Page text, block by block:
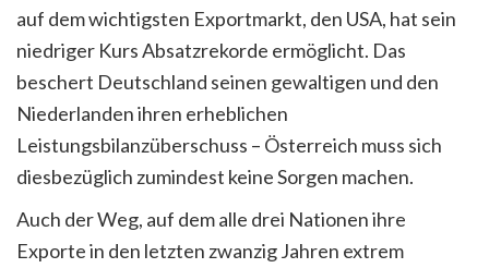
auf dem wichtigsten Exportmarkt, den USA, hat sein
niedriger Kurs Absatzrekorde ermöglicht. Das
beschert Deutschland seinen gewaltigen und den
Niederlanden ihren erheblichen
Leistungsbilanzüberschuss – Österreich muss sich
diesbezüglich zumindest keine Sorgen machen.
Auch der Weg, auf dem alle drei Nationen ihre
Exporte in den letzten zwanzig Jahren extrem